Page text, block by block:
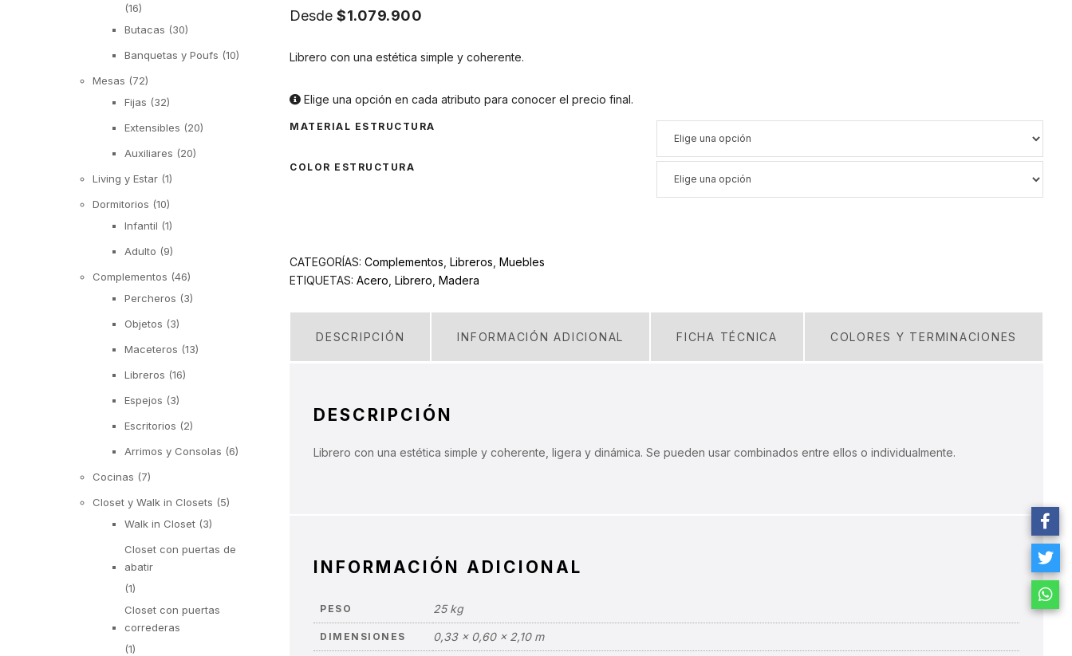
Desde $1.079.900
Librero con una estética simple y coherente.
Elige una opción en cada atributo para conocer el precio final.
MATERIAL ESTRUCTURA
COLOR ESTRUCTURA
CATEGORÍAS: Complementos Libreros Muebles
ETIQUETAS: Acero Librero Madera
DESCRIPCIÓN INFORMACIÓN ADICIONAL FICHA TÉCNICA COLORES Y TERMINACIONES
DESCRIPCIÓN
Librero con una estética simple y coherente, ligera y dinámica. Se pueden usar combinados entre ellos o individualmente.
INFORMACIÓN ADICIONAL
PESO 25 kg
DIMENSIONES 0,33 × 0,60 × 2,10 m
(16)
Butacas (30)
Banquetas y Poufs (10)
Mesas (72)
Fijas (32)
Extensibles (20)
Auxiliares (20)
Living y Estar (1)
Dormitorios (10)
Infantil (1)
Adulto (9)
Complementos (46)
Percheros (3)
Objetos (3)
Maceteros (13)
Libreros (16)
Espejos (3)
Escritorios (2)
Arrimos y Consolas (6)
Cocinas (7)
Closet y Walk in Closets (5)
Walk in Closet (3)
Closet con puertas de
abatir
(1)
Closet con puertas
correderas
(1)